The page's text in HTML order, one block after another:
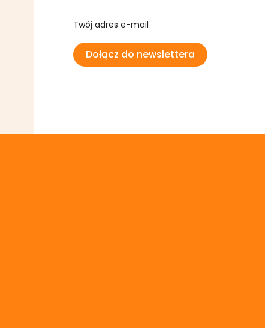
Twój adres e-mail
Dołącz do newslettera